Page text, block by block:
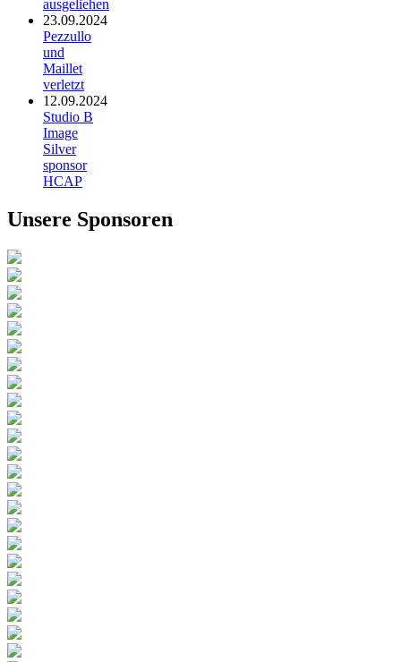
ausgeliehen
23.09.2024
Pezzullo
und
Maillet
verletzt
12.09.2024
Studio B
Image
Silver
sponsor
HCAP
Unsere Sponsoren